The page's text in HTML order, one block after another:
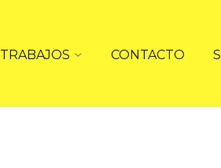
TRABAJOS CONTACTO